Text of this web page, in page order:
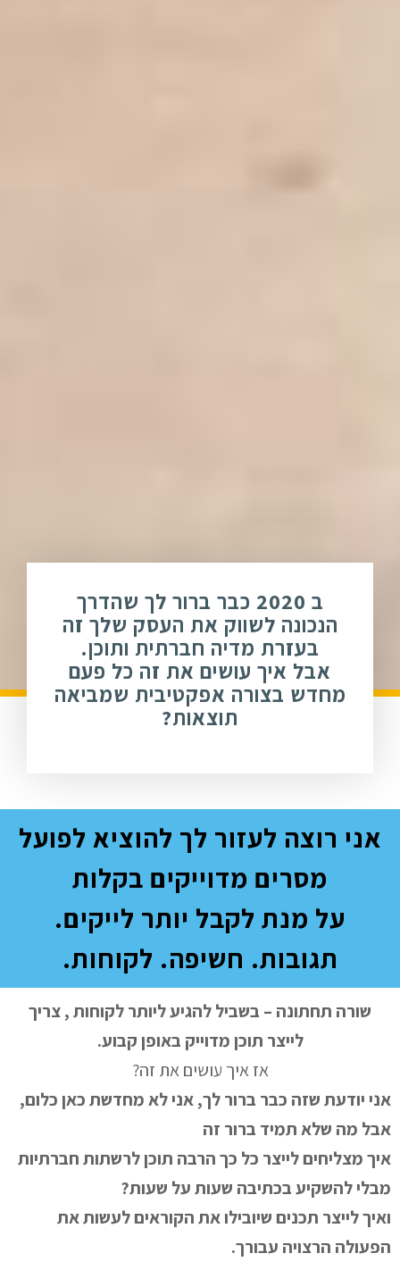
ב 2020 כבר ברור לך שהדרך
הנכונה לשווק את העסק שלך זה
בעזרת מדיה חברתית ותוכן.
אבל איך עושים את זה כל פעם
מחדש בצורה אפקטיבית שמביאה
תוצאות?
אני רוצה לעזור לך להוציא לפועל
מסרים מדוייקים בקלות
על מנת לקבל יותר לייקים.
תגובות. חשיפה. לקוחות.
שורה תחתונה – בשביל להגיע ליותר לקוחות , צריך
לייצר תוכן מדוייק באופן קבוע.
אז איך עושים את זה?
אני יודעת שזה כבר ברור לך, אני לא מחדשת כאן כלום,
אבל מה שלא תמיד ברור זה
איך מצליחים לייצר כל כך הרבה תוכן לרשתות חברתיות
מבלי להשקיע בכתיבה שעות על שעות?
ואיך לייצר תכנים שיובילו את הקוראים לעשות את
הפעולה הרצויה עבורך.